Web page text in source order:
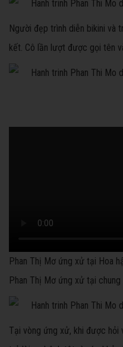
Người đẹp trình diễn bikini và
kết. Cô lần lượt được gọi tên
Phan Thị Mơ ứng xử tại Hoa
Phan Thị Mơ ứng xử tại chung
Tại vòng ứng xử, khi được hỏi